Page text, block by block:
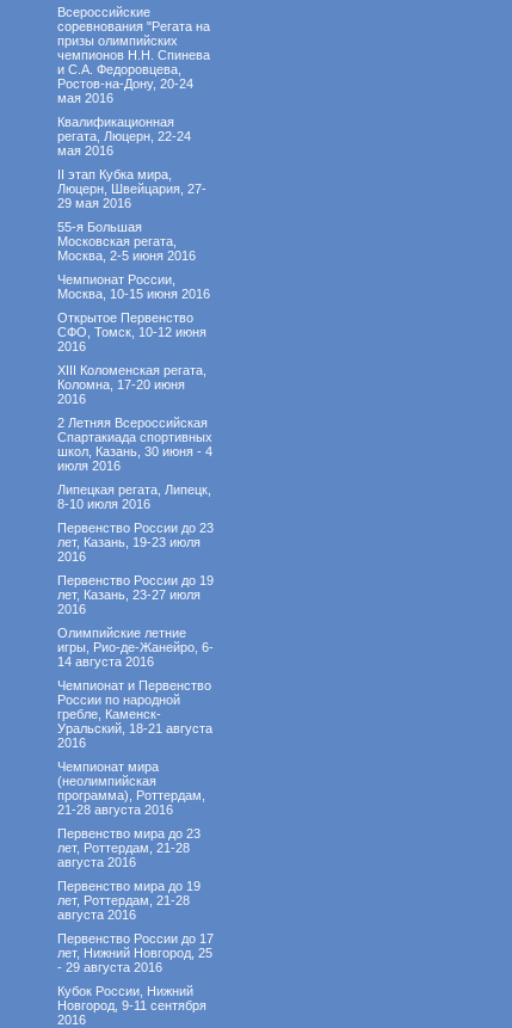
Всероссийские
соревнования "Регата на
призы олимпийских
чемпионов Н.Н. Спинева
и С.А. Федоровцева,
Ростов-на-Дону, 20-24
мая 2016
Квалификационная
регата, Люцерн, 22-24
мая 2016
II этап Кубка мира,
Люцерн, Швейцария, 27-
29 мая 2016
55-я Большая
Московская регата,
Москва, 2-5 июня 2016
Чемпионат России,
Москва, 10-15 июня 2016
Открытое Первенство
СФО, Томск, 10-12 июня
2016
XIII Коломенская регата,
Коломна, 17-20 июня
2016
2 Летняя Всероссийская
Спартакиада спортивных
школ, Казань, 30 июня - 4
июля 2016
Липецкая регата, Липецк,
8-10 июля 2016
Первенство России до 23
лет, Казань, 19-23 июля
2016
Первенство России до 19
лет, Казань, 23-27 июля
2016
Олимпийские летние
игры, Рио-де-Жанейро, 6-
14 августа 2016
Чемпионат и Первенство
России по народной
гребле, Каменск-
Уральский, 18-21 августа
2016
Чемпионат мира
(неолимпийская
программа), Роттердам,
21-28 августа 2016
Первенство мира до 23
лет, Роттердам, 21-28
августа 2016
Первенство мира до 19
лет, Роттердам, 21-28
августа 2016
Первенство России до 17
лет, Нижний Новгород, 25
- 29 августа 2016
Кубок России, Нижний
Новгород, 9-11 сентября
2016